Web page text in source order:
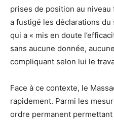
prises de position au
a fustigé les déclarations
qui a « mis en doute
sans aucune donnée,
compliquant selon lui le
Face à ce contexte, le
rapidement. Parmi les
ordre permanent